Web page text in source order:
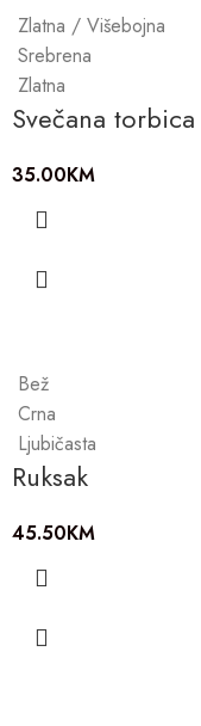
Zlatna / Višebojna
Srebrena
Zlatna
Svečana torbica
35.00KM
Bež
Crna
Ljubičasta
Ruksak
45.50KM